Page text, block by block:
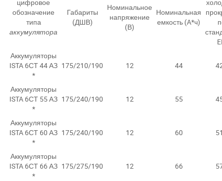
цифровое
обозначение
типа
аккумулятора
Габариты
(ДШВ)
Номинальное
напряжение
(В)
Номинальная
емкость (A*ч)
Аккумуляторы
ISTA 6СТ 44 АЗ
*
175/210/190 12 44
Аккумуляторы
ISTA 6СТ 55 АЗ
*
175/240/190 12 55
Аккумуляторы
ISTA 6СТ 60 АЗ
*
175/240/190 12 60
Аккумуляторы
ISTA 6СТ 66 АЗ
*
175/275/190 12 66